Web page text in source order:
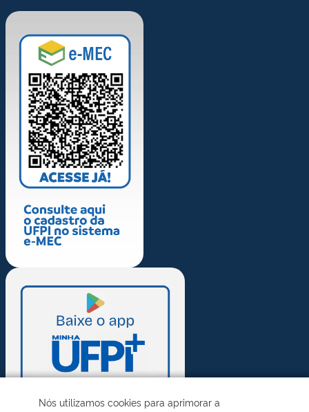
Nós utilizamos cookies para aprimorar a